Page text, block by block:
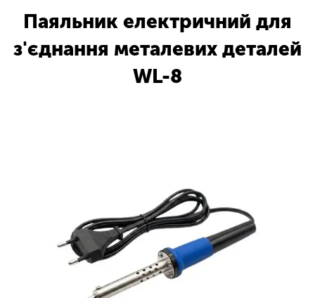
Паяльник електричний для
з'єднання металевих деталей
WL-8